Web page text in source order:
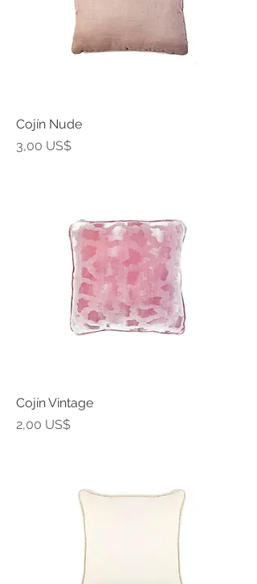
Cojín Nude
Precio
3,00 US$
Cojín Vintage
Precio
2,00 US$